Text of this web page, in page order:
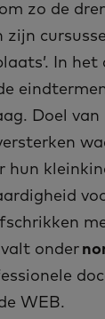
zo de
In
Doel
hun
onder
WEB.